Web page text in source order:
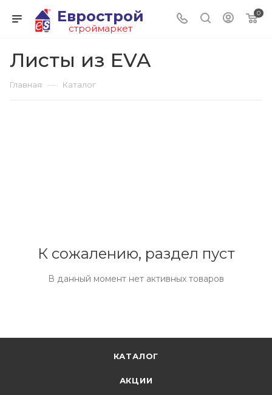
Еврострой
строймаркет
0
Листы из EVA
Главная — Каталог
К сожалению, раздел пуст
В данный момент нет активных товаров
КАТАЛОГ
АКЦИИ